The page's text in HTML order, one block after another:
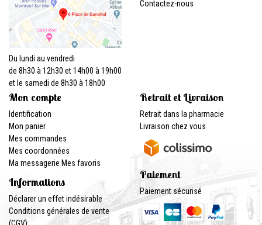
Du lundi au vendredi
de 8h30 à 12h30 et 14h00 à 19h00
et le samedi de 8h30 à 18h00
Contactez-nous
Mon compte
Identification
Mon panier
Mes commandes
Mes coordonnées
Ma messagerie Mes favoris
Informations
Déclarer un effet indésirable
Conditions générales de vente
(CGV)
Retrait et Livraison
Retrait dans la pharmacie
Livraison chez vous
Paiement
Paiement sécurisé